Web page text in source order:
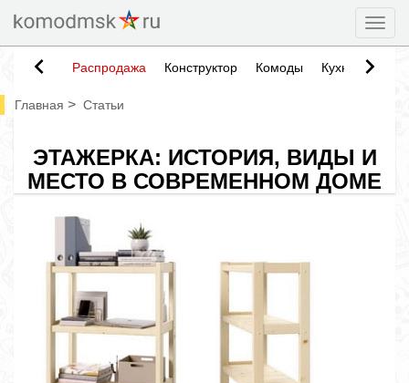
Распродажа Конструктор Комоды Кухни
Главная > Статьи
ЭТАЖЕРКА: ИСТОРИЯ, ВИДЫ И
МЕСТО В СОВРЕМЕННОМ ДОМЕ